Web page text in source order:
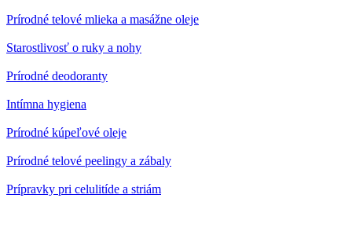
Prírodné telové mlieka a masážne oleje
Starostlivosť o ruky a nohy
Prírodné deodoranty
Intímna hygiena
Prírodné kúpeľové oleje
Prírodné telové peelingy a zábaly
Prípravky pri celulitíde a striám